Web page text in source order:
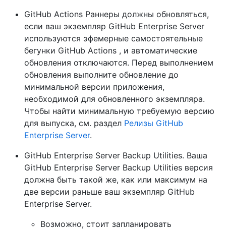
GitHub Actions Раннеры должны обновляться,
если ваш экземпляр GitHub Enterprise Server
используются эфемерные самостоятельные
бегунки GitHub Actions , и автоматические
обновления отключаются. Перед выполнением
обновления выполните обновление до
минимальной версии приложения,
необходимой для обновленного экземпляра.
Чтобы найти минимальную требуемую версию
для выпуска, см. раздел Релизы GitHub
Enterprise Server.
GitHub Enterprise Server Backup Utilities. Ваша
GitHub Enterprise Server Backup Utilities версия
должна быть такой же, как или максимум на
две версии раньше ваш экземпляр GitHub
Enterprise Server.
Возможно, стоит запланировать